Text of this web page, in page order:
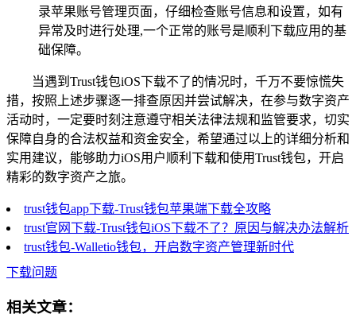
录苹果账号管理页面，仔细检查账号信息和设置，如有
异常及时进行处理,一个正常的账号是顺利下载应用的基
础保障。
当遇到Trust钱包iOS下载不了的情况时，千万不要惊慌失
措，按照上述步骤逐一排查原因并尝试解决，在参与数字资产
活动时，一定要时刻注意遵守相关法律法规和监管要求，切实
保障自身的合法权益和资金安全，希望通过以上的详细分析和
实用建议，能够助力iOS用户顺利下载和使用Trust钱包，开启
精彩的数字资产之旅。
trust钱包app下载-Trust钱包苹果端下载全攻略
trust官网下载-Trust钱包iOS下载不了？原因与解决办法解析
trust钱包-Walletio钱包，开启数字资产管理新时代
下载问题
相关文章：